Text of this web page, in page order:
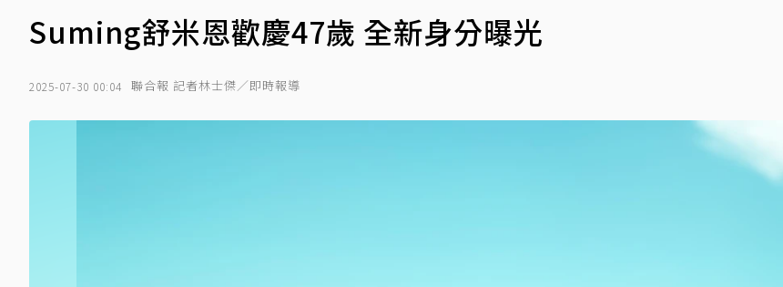
Suming舒米恩歡慶47歲 全新身分曝光
2025-07-30 00:04 聯合報 記者林士傑／即時報導